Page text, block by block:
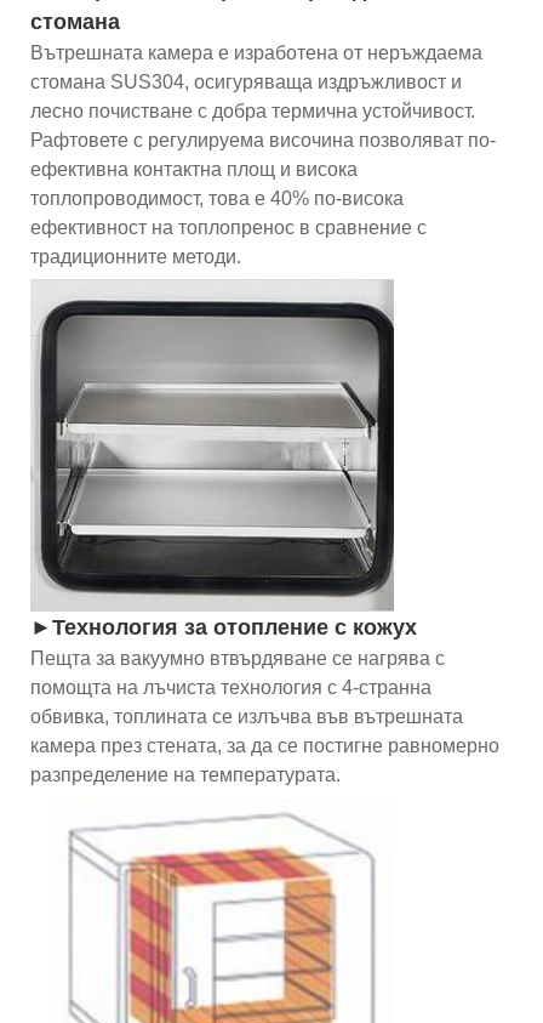
стомана
Вътрешната камера е изработена от неръждаема
стомана SUS304, осигуряваща издръжливост и
лесно почистване с добра термична устойчивост.
Рафтовете с регулируема височина позволяват по-
ефективна контактна площ и висока
топлопроводимост, това е 40% по-висока
ефективност на топлопренос в сравнение с
традиционните методи.
►Технология за отопление с кожух
Пещта за вакуумно втвърдяване се нагрява с
помощта на лъчиста технология с 4-странна
обвивка, топлината се излъчва във вътрешната
камера през стената, за да се постигне равномерно
разпределение на температурата.